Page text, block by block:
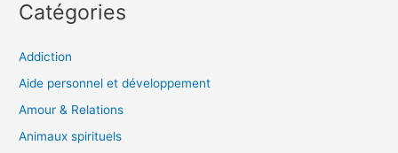
Catégories
Addiction
Aide personnel et développement
Amour & Relations
Animaux spirituels